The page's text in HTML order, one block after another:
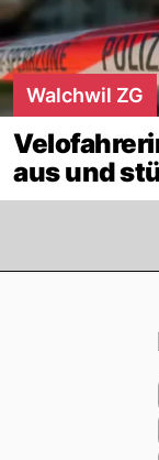
Walchwil ZG
aus und